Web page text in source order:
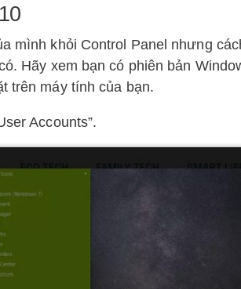
mình khỏi Control Panel nhưng
Hãy xem bạn có phiên bản
trên máy tính của bạn.
Accounts”.